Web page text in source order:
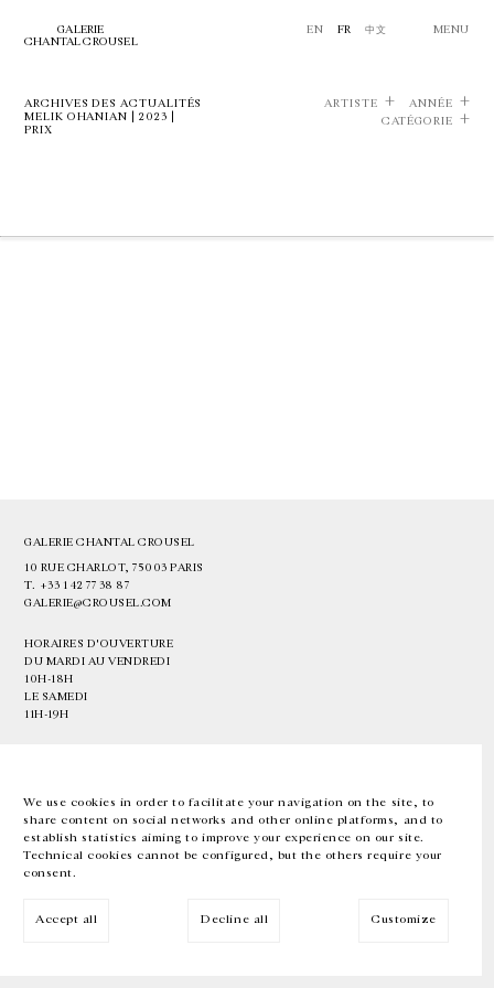
We use cookies in order to facilitate your navigation on the site, to
share content on social networks and other online platforms, and to
establish statistics aiming to improve your experience on our site.
Technical cookies cannot be configured, but the others require your
consent.
Accept all Decline all Customize
GALERIE
CHANTAL CROUSEL
EN FR 中文 MENU
ARCHIVES DES ACTUALITÉS
MELIK OHANIAN | 2023 |
PRIX
ARTISTE
ANNÉE
CATÉGORIE
GALERIE CHANTAL CROUSEL
10 RUE CHARLOT, 75003 PARIS
T. +33 1 42 77 38 87
GALERIE@CROUSEL.COM
HORAIRES D'OUVERTURE
DU MARDI AU VENDREDI
10H-18H
LE SAMEDI
11H-19H
EN FR 中文 Facebook Instagram
Inscrivez-vous à notre newsletter